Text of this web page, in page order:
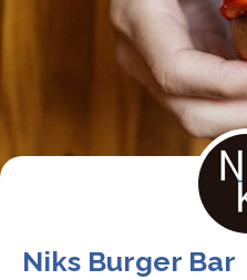
Niks Burger Bar